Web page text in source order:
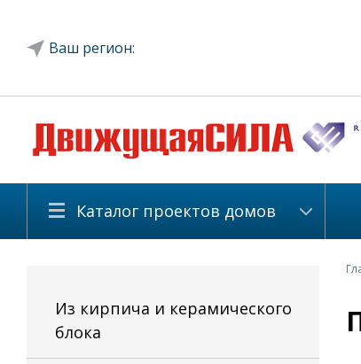
Ваш регион:
Каталог проектов домов
Из кирпича и керамического
блока